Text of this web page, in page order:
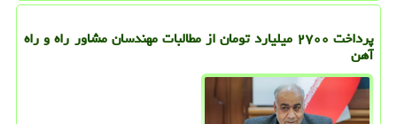
پرداخت ۲۷۰۰ میلیارد تومان از مطالبات مهندسان مشاور راه و راه
آهن